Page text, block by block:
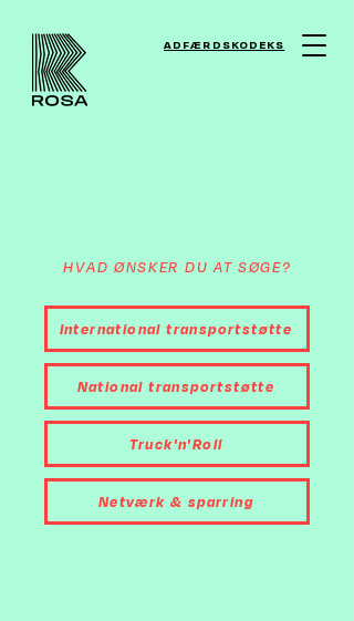
ADFÆRDSKODEKS
HVAD ØNSKER DU AT SØGE?
International transportstøtte
National transportstøtte
Truck'n'Roll
Netværk & sparring